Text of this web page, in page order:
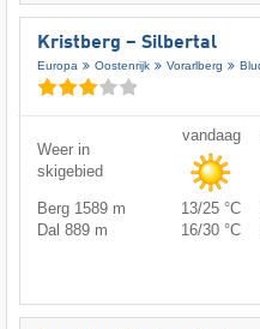
Kristberg – Silbertal
Europa Oostenrijk Vorarlberg
Weer in
skigebied
vandaag
Berg 1589 m 13/25 °C
Dal 889 m
16/30 °C